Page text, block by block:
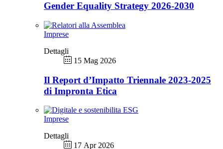
Gender Equality Strategy 2026-2030
Imprese
Dettagli
15 Mag 2026
Il Report d’Impatto Triennale 2023-2025
di Impronta Etica
Imprese
Dettagli
17 Apr 2026